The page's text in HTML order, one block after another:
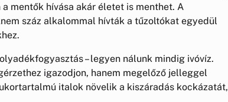
mentők hívása akár életet is menthet. A
száz alkalommal hívták a tűzoltókat egyedül
– legyen nálunk mindig ivóvíz.
igazodjon, hanem megelőző jelleggel
italok növelik a kiszáradás kockázatát,